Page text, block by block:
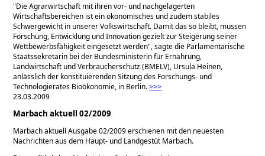
Die Agrarwirtschaft mit ihren vor- und nachgelagerten
Wirtschaftsbereichen ist ein ökonomisches und zudem stabiles
Schwergewicht in unserer Volkswirtschaft. Damit das so bleibt, müssen
Forschung, Entwicklung und Innovation gezielt zur Steigerung seiner
Wettbewerbsfähigkeit eingesetzt werden , sagte die Parlamentarische
Staatssekretärin bei der Bundesministerin für Ernährung,
Landwirtschaft und Verbraucherschutz (BMELV), Ursula Heinen,
anlässlich der konstituierenden Sitzung des Forschungs- und
Technologierates Bioökonomie, in Berlin.>>>
23.03.2009
Marbach aktuell 02/2009
Marbach aktuell Ausgabe 02/2009 erschienen mit den neuesten
Nachrichten aus dem Haupt- und Landgestüt Marbach.